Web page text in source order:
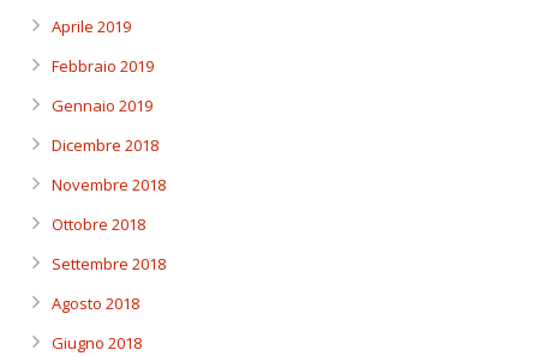
Aprile 2019
Febbraio 2019
Gennaio 2019
Dicembre 2018
Novembre 2018
Ottobre 2018
Settembre 2018
Agosto 2018
Giugno 2018